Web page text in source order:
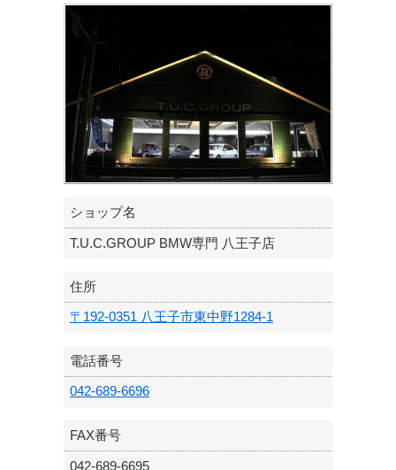
ショップ名
T.U.C.GROUP BMW専門 八王子店
住所
〒192-0351 八王子市東中野1284-1
電話番号
042-689-6696
FAX番号
042-689-6695